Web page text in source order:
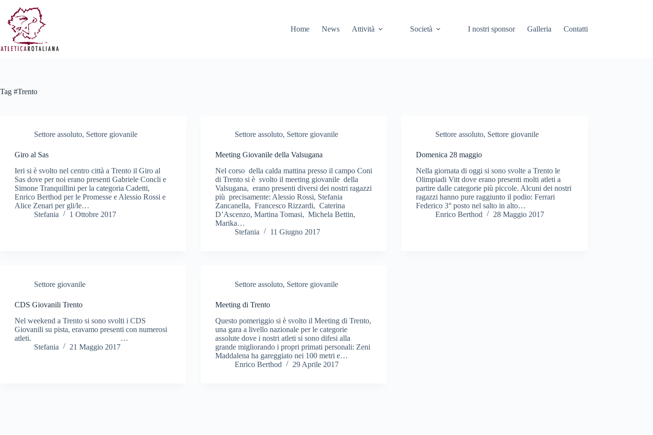
contenuto
Home
News Attività Società I nostri sponsor Galleria Contatti
Tag #Trento
Settore assoluto, Settore giovanile
Giro al Sas
Ieri si è svolto nel centro città a Trento il Giro al
Sas dove per noi erano presenti Gabriele Concli e
Simone Tranquillini per la categoria Cadetti,
Enrico Berthod per le Promesse e Alessio Rossi e
Alice Zenari per gli/le…
Stefania
1 Ottobre 2017
Settore assoluto, Settore giovanile
Meeting Giovanile della Valsugana
Nel corso della calda mattina presso il campo Coni
di Trento si è svolto il meeting giovanile della
Valsugana, erano presenti diversi dei nostri ragazzi
più precisamente: Alessio Rossi, Stefania
Zancanella, Francesco Rizzardi, Caterina
D’Ascenzo, Martina Tomasi, Michela Bettin,
Marika…
Stefania
11 Giugno 2017
Settore assoluto, Settore giovanile
Domenica 28 maggio
Nella giornata di oggi si sono svolte a Trento le
Olimpiadi Vitt dove erano presenti molti atleti a
partire dalle categorie più piccole. Alcuni dei nostri
ragazzi hanno pure raggiunto il podio: Ferrari
Federico 3° posto nel salto in alto…
Enrico Berthod
28 Maggio 2017
Settore giovanile
CDS Giovanili Trento
Nel weekend a Trento si sono svolti i CDS
Giovanili su pista, eravamo presenti con numerosi
atleti. …
Stefania
21 Maggio 2017
Settore assoluto, Settore giovanile
Meeting di Trento
Questo pomeriggio si è svolto il Meeting di Trento,
una gara a livello nazionale per le categorie
assolute dove i nostri atleti si sono difesi alla
grande migliorando i propri primati personali: Zeni
Maddalena ha gareggiato nei 100 metri e…
Enrico Berthod
29 Aprile 2017